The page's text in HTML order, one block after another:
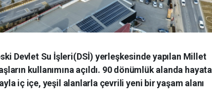
Devlet Su İşleri(DSİ) yerleşkesinde yapılan Millet
kullanımına açıldı. 90 dönümlük alanda hayata
iç içe, yeşil alanlarla çevrili yeni bir yaşam alanı